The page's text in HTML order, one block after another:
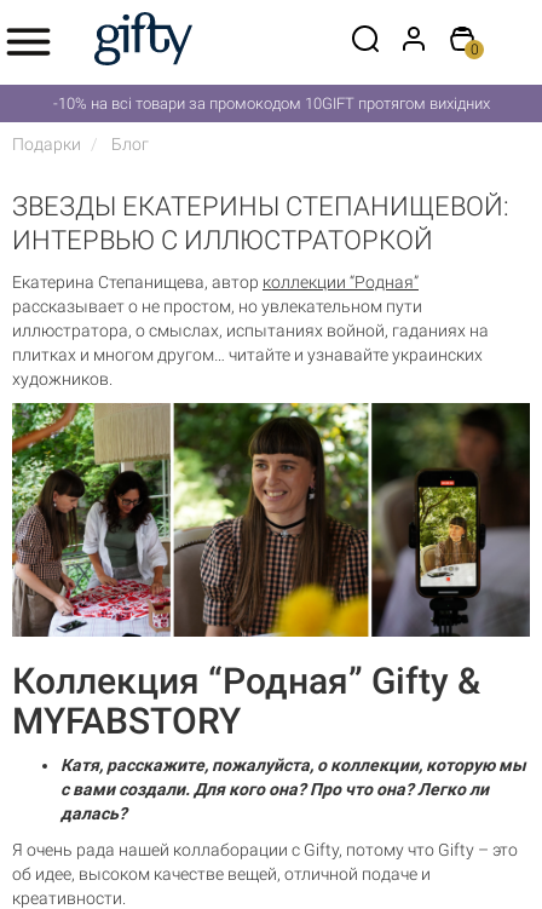
0
-10% на всі товари за промокодом 10GIFT протягом вихідних
Подарки Блог
ЗВЕЗДЫ ЕКАТЕРИНЫ СТЕПАНИЩЕВОЙ:
ИНТЕРВЬЮ С ИЛЛЮСТРАТОРКОЙ
Екатерина Степанищева, автор коллекции “Родная”
рассказывает о не простом, но увлекательном пути
иллюстратора, о смыслах, испытаниях войной, гаданиях на
плитках и многом другом… читайте и узнавайте украинских
художников.
Коллекция “Родная” Gifty &
MYFABSTORY
Катя, расскажите, пожалуйста, о коллекции, которую мы
с вами создали. Для кого она? Про что она? Легко ли
далась?
Я очень рада нашей коллаборации с Gifty, потому что Gifty – это
об идее, высоком качестве вещей, отличной подаче и
креативности.